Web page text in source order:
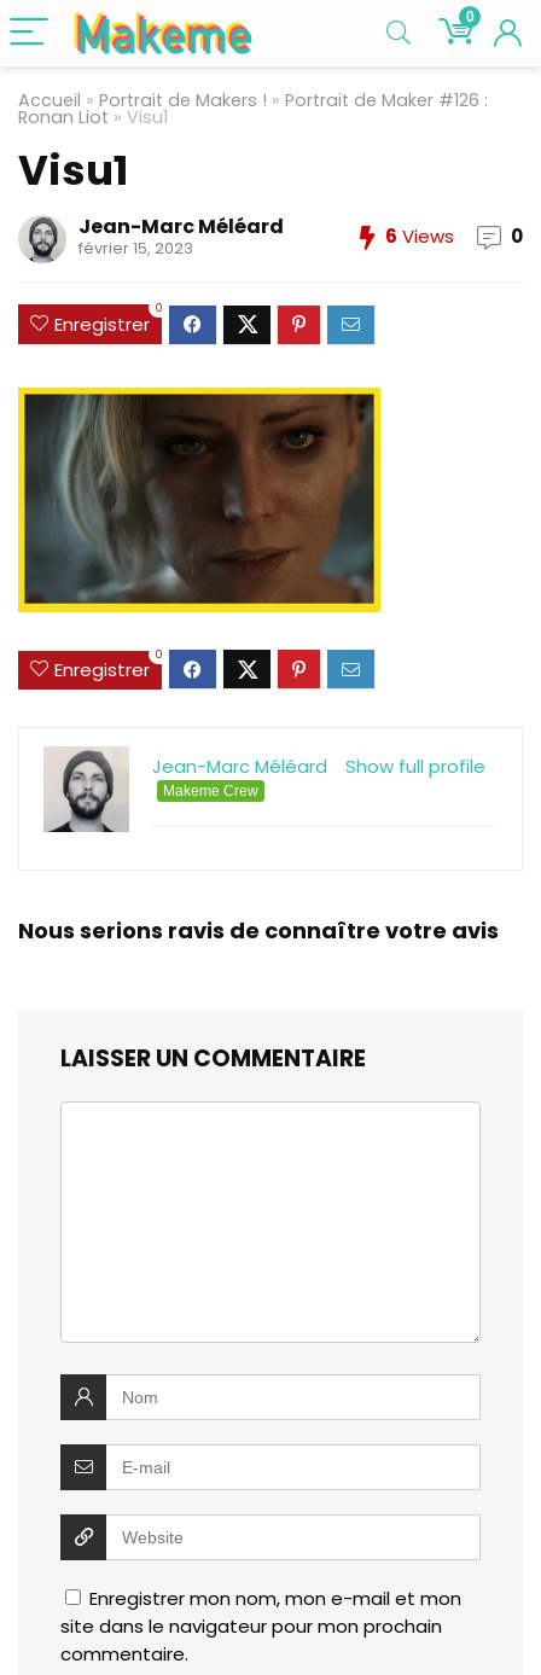
0
Accueil » Portrait de Makers ! » Portrait de Maker #126 :
Ronan Liot » Visu1
Visu1
Jean-Marc Méléard
février 15, 2023 6 Views 0
Enregistrer
0
Enregistrer
0
Show full profile
Jean-Marc Méléard
Makeme Crew
Nous serions ravis de connaître votre avis
LAISSER UN COMMENTAIRE
Enregistrer mon nom, mon e-mail et mon
site dans le navigateur pour mon prochain
commentaire.